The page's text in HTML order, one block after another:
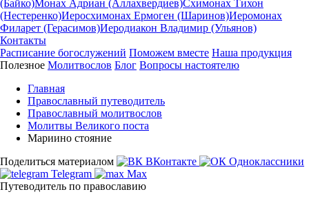
(Байко)Монах Адриан (Аллахвердиев)Схимонах Тихон
(Нестеренко)Иеросхимонах Ермоген (Шаринов)Иеромонах
Филарет (Герасимов)Иеродиакон Владимир (Ульянов)
Контакты
Расписание богослужений Поможем вместе Наша продукция
Полезное Молитвослов Блог Вопросы настоятелю
Главная
Православный путеводитель
Православный молитвослов
Молитвы Великого поста
Мариино стояние
Поделиться материалом
ВКонтакте
Одноклассники
Telegram
Max
Путеводитель по православию